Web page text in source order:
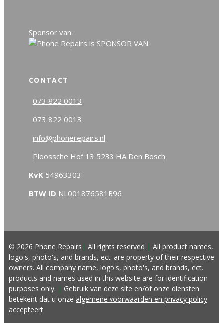
Sponsor van:
CONTACT
073 822 0013
073 822 0013
info@phonerepairs.nl
Ploossche Hof 13 5233 HA Den Bosch
KvK 54963303
BTW ID NL001876581B96
© 2026 Phone Repairs | All rights reserved | All product names,
logo's, photo's, and brands, ect. are property of their respective
owners. All company name, logo's, photo's, and brands, ect.
products and names used in this website are for identification
purposes only. | Gebruik van deze site en/of onze diensten
betekent dat u onze algemene voorwaarden en privacy policy
accepteert